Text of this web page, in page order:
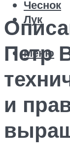
Чеснок
Лук
Меню
Петр
и